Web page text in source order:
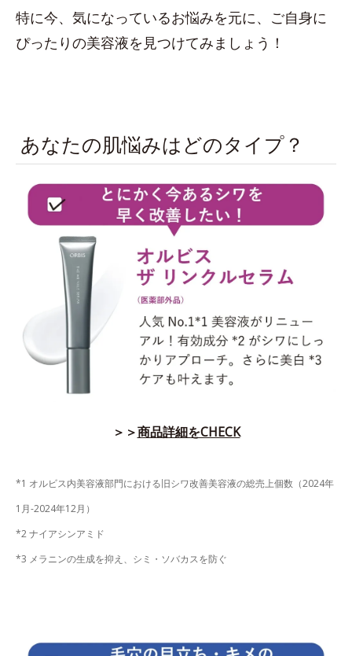
特に今、気になっているお悩みを元に、ご自身に
ぴったりの美容液を見つけてみましょう！
あなたの肌悩みはどのタイプ？
＞＞商品詳細をCHECK
*1 オルビス内美容液部門における旧シワ改善美容液の総売上個数（2024年
1月-2024年12月）
*2 ナイアシンアミド
*3 メラニンの生成を抑え、シミ・ソバカスを防ぐ